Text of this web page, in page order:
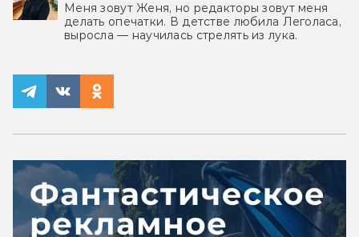
Меня зовут Женя, но редакторы зовут меня
делать опечатки. В детстве любила Леголаса,
выросла — научилась стрелять из лука.